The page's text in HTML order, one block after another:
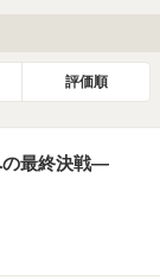
評価順
の最終決戦—